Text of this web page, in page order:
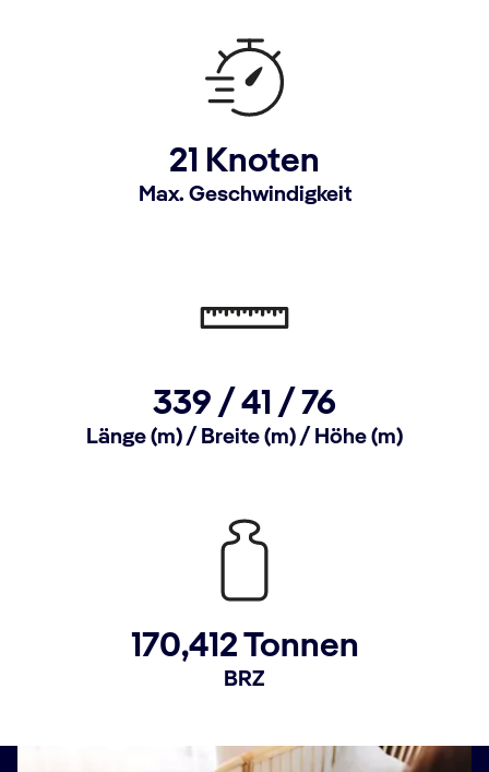
21 Knoten
Max. Geschwindigkeit
339 / 41 / 76
Länge (m) / Breite (m) / Höhe (m)
170,412 Tonnen
BRZ